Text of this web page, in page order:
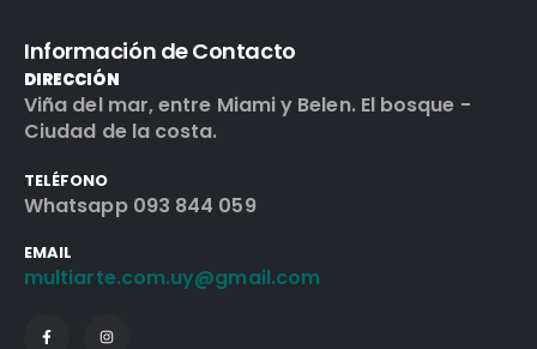
Información de Contacto
DIRECCIÓN
Viña del mar, entre Miami y Belen. El bosque -
Ciudad de la costa.
TELÉFONO
Whatsapp 093 844 059
EMAIL
multiarte.com.uy@gmail.com